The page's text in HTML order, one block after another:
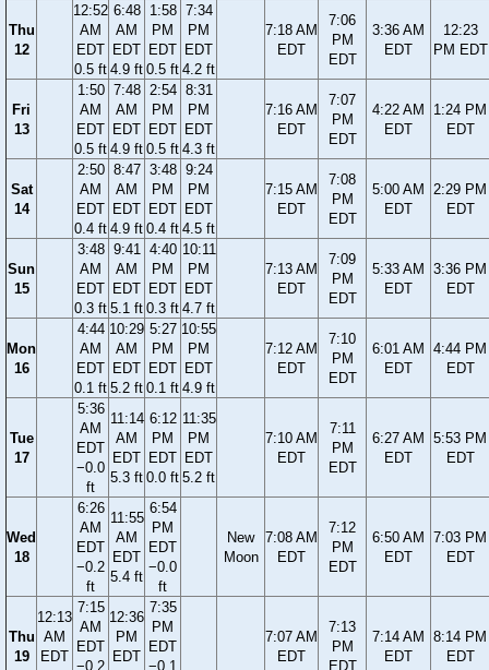
Thu
12
12:52
AM
EDT
0.5 ft
6:48
AM
EDT
4.9 ft
1:58
PM
EDT
0.5 ft
7:34
PM
EDT
4.2 ft
7:18 AM
EDT
7:06
PM
EDT
3:36 AM
EDT
12:23
PM EDT
Fri
13
1:50
AM
EDT
0.5 ft
7:48
AM
EDT
4.9 ft
2:54
PM
EDT
0.5 ft
8:31
PM
EDT
4.3 ft
7:16 AM
EDT
7:07
PM
EDT
4:22 AM
EDT
1:24 PM
EDT
Sat
14
2:50
AM
EDT
0.4 ft
8:47
AM
EDT
4.9 ft
3:48
PM
EDT
0.4 ft
9:24
PM
EDT
4.5 ft
7:15 AM
EDT
7:08
PM
EDT
5:00 AM
EDT
2:29 PM
EDT
Sun
15
3:48
AM
EDT
0.3 ft
9:41
AM
EDT
5.1 ft
4:40
PM
EDT
0.3 ft
10:11
PM
EDT
4.7 ft
7:13 AM
EDT
7:09
PM
EDT
5:33 AM
EDT
3:36 PM
EDT
Mon
16
4:44
AM
EDT
0.1 ft
10:29
AM
EDT
5.2 ft
5:27
PM
EDT
0.1 ft
10:55
PM
EDT
4.9 ft
7:12 AM
EDT
7:10
PM
EDT
6:01 AM
EDT
4:44 PM
EDT
Tue
17
5:36
AM
EDT
−0.0
ft
11:14
AM
EDT
5.3 ft
6:12
PM
EDT
0.0 ft
11:35
PM
EDT
5.2 ft
7:10 AM
EDT
7:11
PM
EDT
6:27 AM
EDT
5:53 PM
EDT
Wed
18
6:26
AM
EDT
−0.2
ft
11:55
AM
EDT
5.4 ft
6:54
PM
EDT
−0.0
ft
New
Moon
7:08 AM
EDT
7:12
PM
EDT
6:50 AM
EDT
7:03 PM
EDT
Thu
19
12:13
AM
EDT
7:15
AM
EDT
−0.2
12:36
PM
EDT
7:35
PM
EDT
−0.1
7:07 AM
EDT
7:13
PM
EDT
7:14 AM
EDT
8:14 PM
EDT